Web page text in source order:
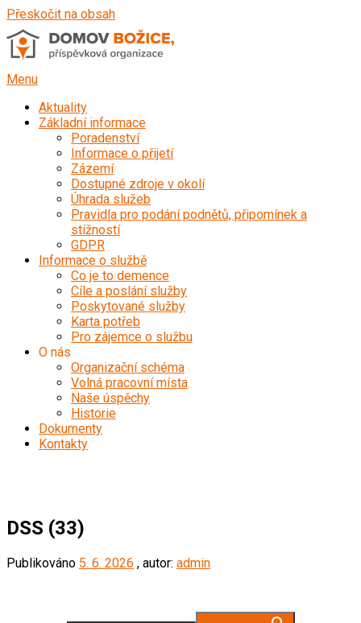
Přeskočit na obsah
Menu
Aktuality
Základní informace
Poradenství
Informace o přijetí
Zázemí
Dostupné zdroje v okolí
Úhrada služeb
Pravidla pro podání podnětů, připomínek a
stížností
GDPR
Informace o službě
Co je to demence
Cíle a poslání služby
Poskytované služby
Karta potřeb
Pro zájemce o službu
O nás
Organizační schéma
Volná pracovní místa
Naše úspěchy
Historie
Dokumenty
Kontakty
DSS (33)
Publikováno 5. 6. 2026 , autor: admin